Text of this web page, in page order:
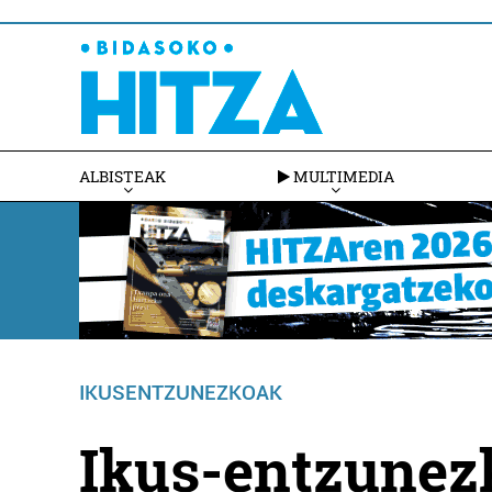
ALBISTEAK MULTIMEDIA
IKUSENTZUNEZKOAK
Ikus-